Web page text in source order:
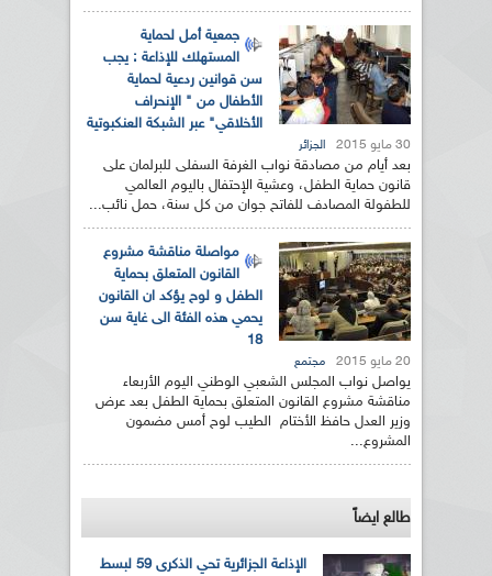
جمعية أمل لحماية
المستهلك للإذاعة : يجب
سن قوانين ردعية لحماية
الأطفال من " الإنحراف
الأخلاقي" عبر الشبكة العنكبوتية
30 مايو 2015 الجزائر
بعد أيام من مصادقة نواب الغرفة السفلى للبرلمان على
قانون حماية الطفل، وعشية الإحتفال باليوم العالمي
للطفولة المصادف للفاتح جوان من كل سنة، حمل نائب...
مواصلة مناقشة مشروع
القانون المتعلق بحماية
الطفل و لوح يؤكد ان القانون
يحمي هذه الفئة الى غاية سن
18
20 مايو 2015 مجتمع
يواصل نواب المجلس الشعبي الوطني اليوم الأربعاء
مناقشة مشروع القانون المتعلق بحماية الطفل بعد عرض
وزير العدل حافظ الأختام الطيب لوح أمس مضمون
المشروع...
طالع ايضاً
الإذاعة الجزائرية تحي الذكرى 59 لبسط